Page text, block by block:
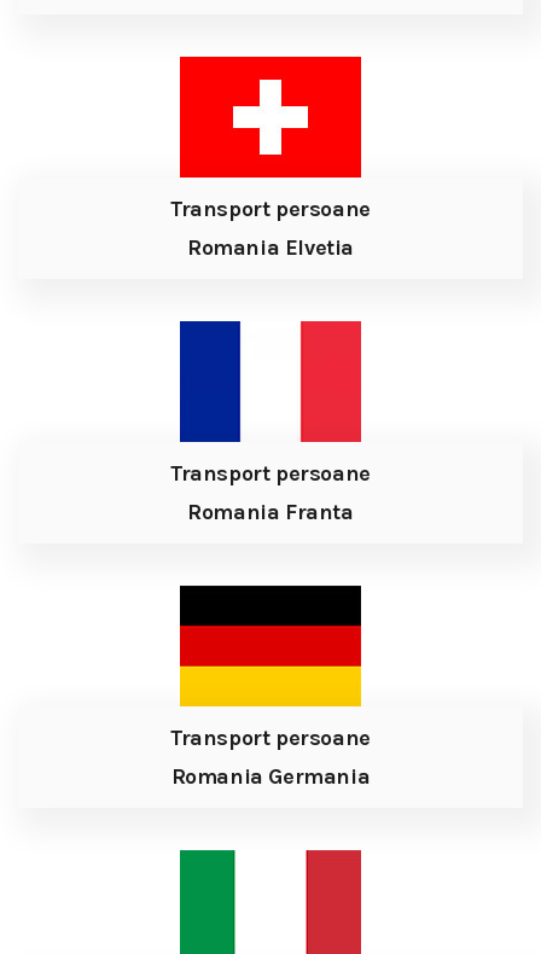
Transport persoane
Romania Elvetia
Transport persoane
Romania Franta
Transport persoane
Romania Germania